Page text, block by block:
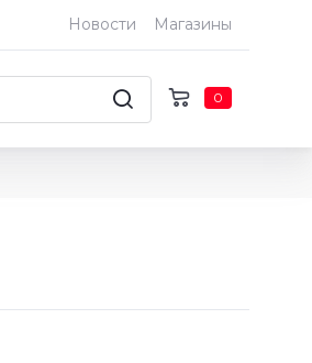
Новости Магазины
0